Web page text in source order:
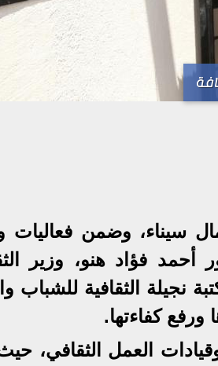
سيناء، وضمن فعاليات
افتتح الدكتور أحمد فؤاد هنو،
نجيلة الثقافية للشباب
ورفع كفاءتها.
العمل الثقافي، حيث